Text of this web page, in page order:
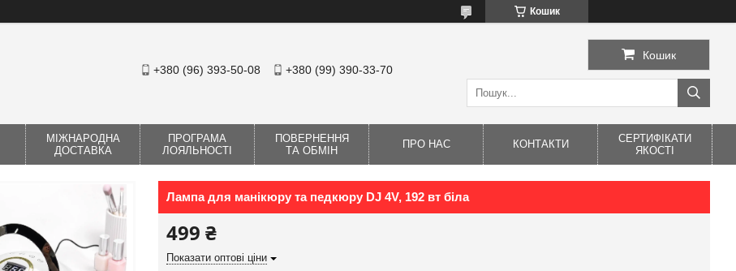
Кошик
+380 (96) 393-50-08 +380 (99) 390-33-70
Кошик
МІЖНАРОДНА
ДОСТАВКА
ПРОГРАМА
ЛОЯЛЬНОСТІ
ПОВЕРНЕННЯ
ТА ОБМІН
ПРО НАС КОНТАКТИ
СЕРТИФІКАТИ
ЯКОСТІ
Лампа для манікюру та педкюру DJ 4V, 192 вт біла
499 ₴
Показати оптові ціни